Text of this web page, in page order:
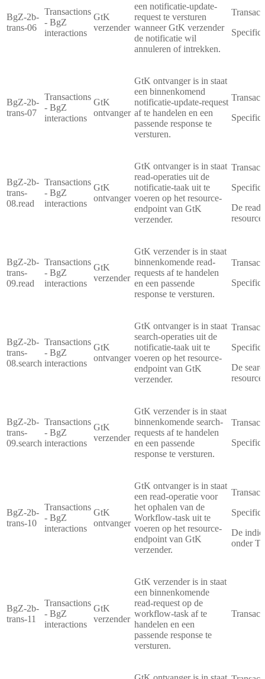
BgZ-2b-
trans-06
Transactions
- BgZ
interactions
GtK
verzender
een notificatie-update-
request te versturen
wanneer GtK verzender
de notificatie wil
annuleren of intrekken.
BgZ-2b-
trans-07
Transactions
- BgZ
interactions
GtK
ontvanger
GtK ontvanger is in staat
een binnenkomend
notificatie-update-request
af te handelen en een
passende response te
versturen.
BgZ-2b-
trans-
08.read
Transactions
- BgZ
interactions
GtK
ontvanger
GtK ontvanger is in staat
read-operaties uit de
notificatie-taak uit te
voeren op het resource-
endpoint van GtK
verzender.
De
BgZ-2b-
trans-
09.read
Transactions
- BgZ
interactions
GtK
verzender
GtK verzender is in staat
binnenkomende read-
requests af te handelen
en een passende
response te versturen.
BgZ-2b-
trans-
08.search
Transactions
- BgZ
interactions
GtK
ontvanger
GtK ontvanger is in staat
search-operaties uit de
notificatie-taak uit te
voeren op het resource-
endpoint van GtK
verzender.
De
BgZ-2b-
trans-
09.search
Transactions
- BgZ
interactions
GtK
verzender
GtK verzender is in staat
binnenkomende search-
requests af te handelen
en een passende
response te versturen.
BgZ-2b-
trans-10
Transactions
- BgZ
interactions
GtK
ontvanger
GtK ontvanger is in staat
een read-operatie voor
het ophalen van de
Workflow-task uit te
voeren op het resource-
endpoint van GtK
verzender.
De
onder
BgZ-2b-
trans-11
Transactions
- BgZ
interactions
GtK
verzender
GtK verzender is in staat
een binnenkomende
read-request op de
workflow-task af te
handelen en een
passende response te
versturen.